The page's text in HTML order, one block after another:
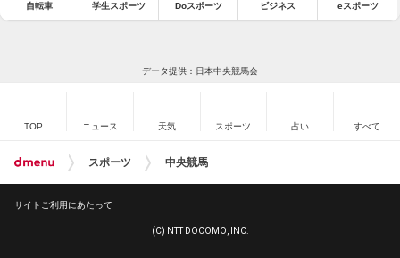
自転車 学生スポーツ Doスポーツ ビジネス eスポーツ
データ提供：日本中央競馬会
TOP ニュース 天気 スポーツ 占い すべて
スポーツ 中央競馬
サイトご利用にあたって
(C) NTT DOCOMO, INC.